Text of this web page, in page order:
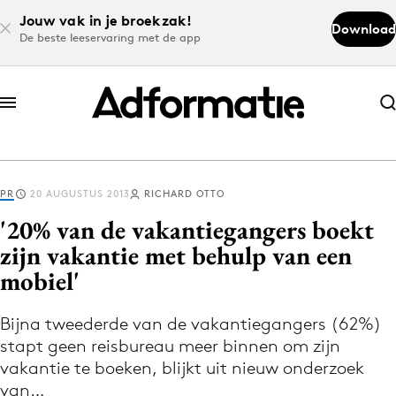
Jouw vak in je broekzak!
De beste leeservaring met de app
Download
Abonneer nu
Abonneer nu
Log in
Volg het laatste nieuws via de Adformatie
Nieuws app
PR 20 AUGUSTUS 2013 RICHARD OTTO
'20% van de vakantiegangers boekt
zijn vakantie met behulp van een
mobiel'
Bijna tweederde van de vakantiegangers (62%)
stapt geen reisbureau meer binnen om zijn
vakantie te boeken, blijkt uit nieuw onderzoek
van…